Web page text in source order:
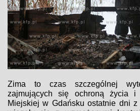
Zima to czas szczególnej
zajmujących się ochroną życia
Miejskiej w Gdańsku ostatnie dni z